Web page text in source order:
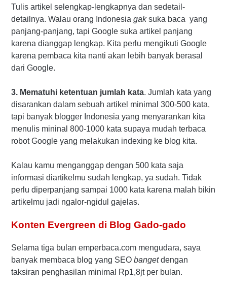
Tulis artikel selengkap-lengkapnya dan sedetail-
detailnya. Walau orang Indonesia gaksuka baca yang
panjang-panjang, tapi Google suka artikel panjang
karena dianggap lengkap. Kita perlu mengikuti Google
karena pembaca kita nanti akan lebih banyak berasal
dari Google.
3. Mematuhi ketentuan jumlah kata. Jumlah kata yang
disarankan dalam sebuah artikel minimal 300-500 kata,
tapi banyak blogger Indonesia yang menyarankan kita
menulis mininal 800-1000 kata supaya mudah terbaca
robot Google yang melakukan indexing ke blog kita.
Kalau kamu menganggap dengan 500 kata saja
informasi diartikelmu sudah lengkap, ya sudah. Tidak
perlu diperpanjang sampai 1000 kata karena malah bikin
artikelmu jadi ngalor-ngidul gajelas.
Konten Evergreen di Blog Gado-gado
Selama tiga bulan emperbaca.com mengudara, saya
banyak membaca blog yang SEO bangetdengan
taksiran penghasilan minimal Rp1,8jt per bulan.